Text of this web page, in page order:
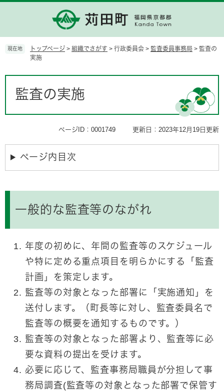
の
す。
ー
し
現在地 トップページ > 組織でさがす > 行政委員会 > 監査委員事務局 > 監査の
実施
監査の実施
ページID：0001749 更新日：2023年12月19日更新
ページ内目次
一般的な監査等のながれ
年度の初めに、年間の監査等のスケジュール
や特に定める重点項目を明らかにする「監査
計画」を策定します。
監査等の対象となった部署に「実施通知」を
送付します。（町長等に対し、監査委員名で
監査等の概要を通知するものです。）
監査等の対象となった部署より、監査等に必
要な資料の提出を受けます。
必要に応じて、監査事務局職員が分担して事
務局調査(監査等の対象となった部署で保管す